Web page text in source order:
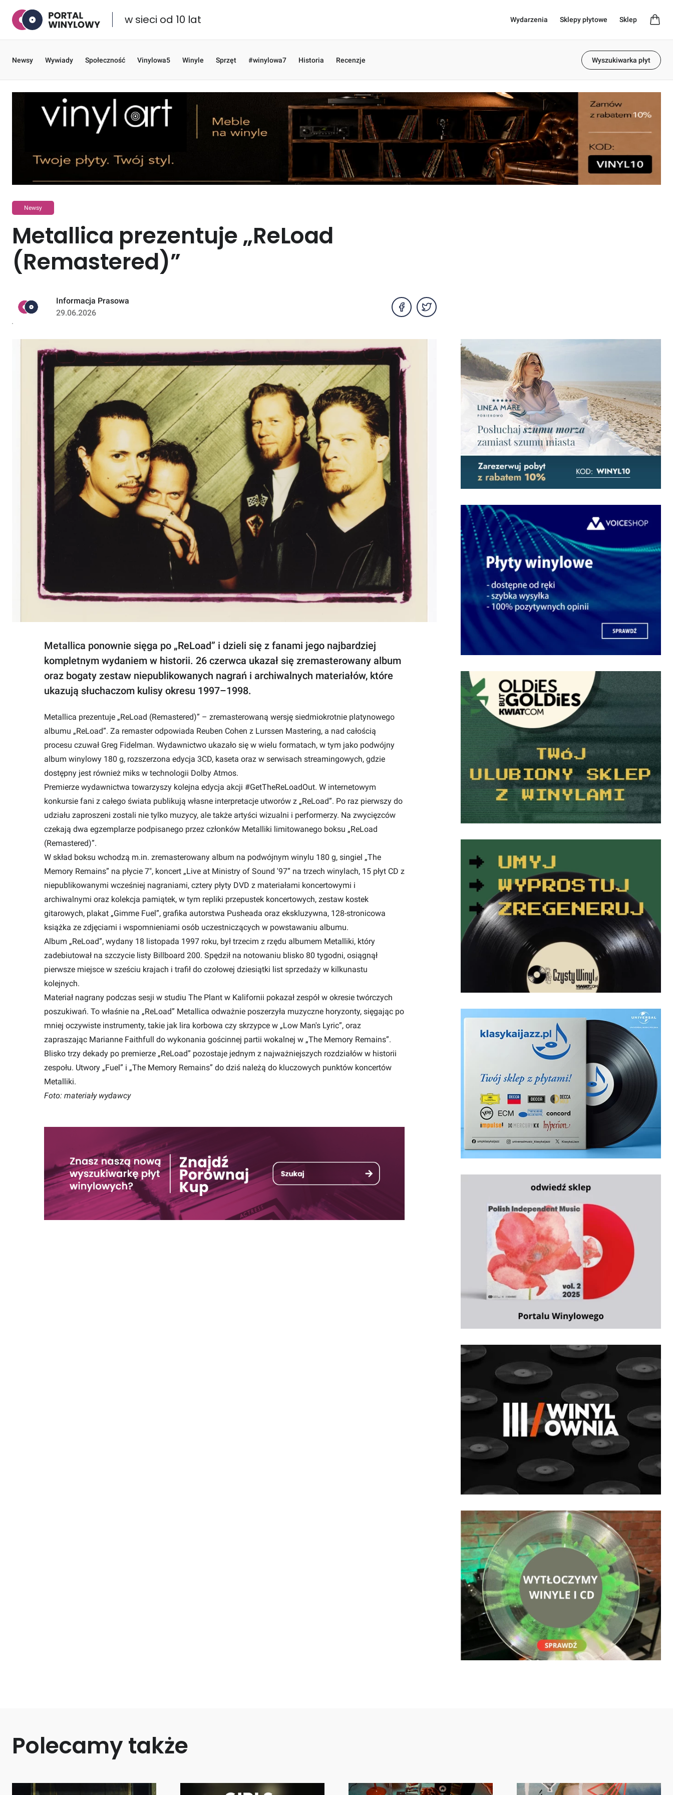
w sieci od 10 lat Wydarzenia Sklepy płytowe Sklep
Newsy Wywiady Społeczność Vinylowa5 Winyle Sprzęt #winylowa7 Historia Recenzje Wyszukiwarka płyt
Newsy
Metallica prezentuje „ReLoad
(Remastered)”
Informacja Prasowa
29.06.2026
Metallica ponownie sięga po „ReLoad” i dzieli się z fanami jego najbardziej
kompletnym wydaniem w historii. 26 czerwca ukazał się zremasterowany album
oraz bogaty zestaw niepublikowanych nagrań i archiwalnych materiałów, które
ukazują słuchaczom kulisy okresu 1997–1998.
Metallica prezentuje „ReLoad (Remastered)” – zremasterowaną wersję siedmiokrotnie platynowego
albumu „ReLoad”. Za remaster odpowiada Reuben Cohen z Lurssen Mastering, a nad całością
procesu czuwał Greg Fidelman. Wydawnictwo ukazało się w wielu formatach, w tym jako podwójny
album winylowy 180 g, rozszerzona edycja 3CD, kaseta oraz w serwisach streamingowych, gdzie
dostępny jest również miks w technologii Dolby Atmos.
Premierze wydawnictwa towarzyszy kolejna edycja akcji #GetTheReLoadOut. W internetowym
konkursie fani z całego świata publikują własne interpretacje utworów z „ReLoad”. Po raz pierwszy do
udziału zaproszeni zostali nie tylko muzycy, ale także artyści wizualni i performerzy. Na zwycięzców
czekają dwa egzemplarze podpisanego przez członków Metalliki limitowanego boksu „ReLoad
(Remastered)”.
W skład boksu wchodzą m.in. zremasterowany album na podwójnym winylu 180 g, singiel „The
Memory Remains” na płycie 7", koncert „Live at Ministry of Sound '97” na trzech winylach, 15 płyt CD z
niepublikowanymi wcześniej nagraniami, cztery płyty DVD z materiałami koncertowymi i
archiwalnymi oraz kolekcja pamiątek, w tym repliki przepustek koncertowych, zestaw kostek
gitarowych, plakat „Gimme Fuel”, grafika autorstwa Pusheada oraz ekskluzywna, 128-stronicowa
książka ze zdjęciami i wspomnieniami osób uczestniczących w powstawaniu albumu.
Album „ReLoad”, wydany 18 listopada 1997 roku, był trzecim z rzędu albumem Metalliki, który
zadebiutował na szczycie listy Billboard 200. Spędził na notowaniu blisko 80 tygodni, osiągnął
pierwsze miejsce w sześciu krajach i trafił do czołowej dziesiątki list sprzedaży w kilkunastu
kolejnych.
Materiał nagrany podczas sesji w studiu The Plant w Kalifornii pokazał zespół w okresie twórczych
poszukiwań. To właśnie na „ReLoad” Metallica odważnie poszerzyła muzyczne horyzonty, sięgając po
mniej oczywiste instrumenty, takie jak lira korbowa czy skrzypce w „Low Man's Lyric”, oraz
zapraszając Marianne Faithfull do wykonania gościnnej partii wokalnej w „The Memory Remains”.
Blisko trzy dekady po premierze „ReLoad” pozostaje jednym z najważniejszych rozdziałów w historii
zespołu. Utwory „Fuel” i „The Memory Remains” do dziś należą do kluczowych punktów koncertów
Metalliki.
Foto: materiały wydawcy
Polecamy także